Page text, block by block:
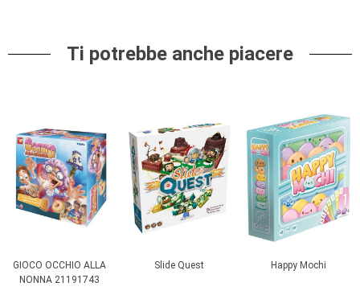
Ti potrebbe anche piacere
GIOCO OCCHIO ALLA
NONNA 21191743
Slide Quest Happy Mochi